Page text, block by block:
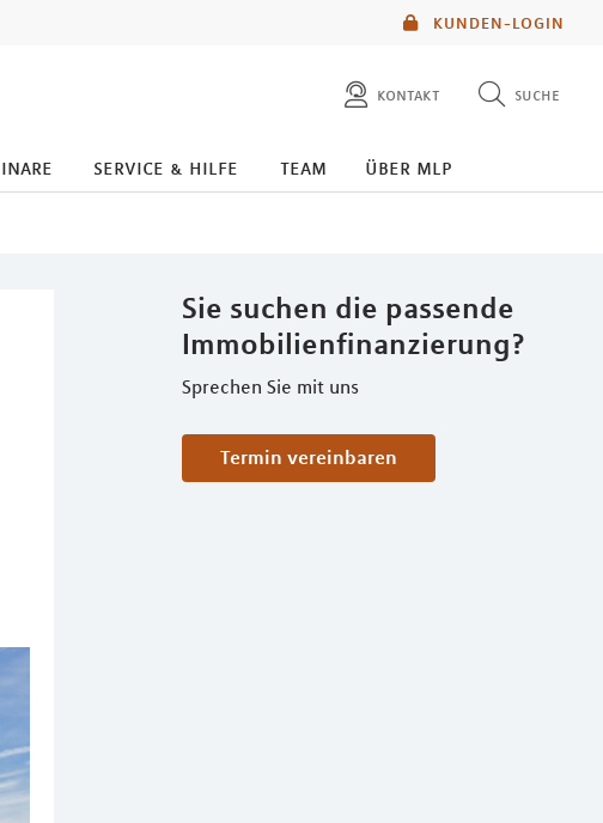
KUNDEN-LOGIN
kontakt suche
diese website durchsuchen
service & hilfe team über mlp
Sie suchen die passende
Immobilienfinanzierung?
Sprechen Sie mit uns
Termin vereinbaren